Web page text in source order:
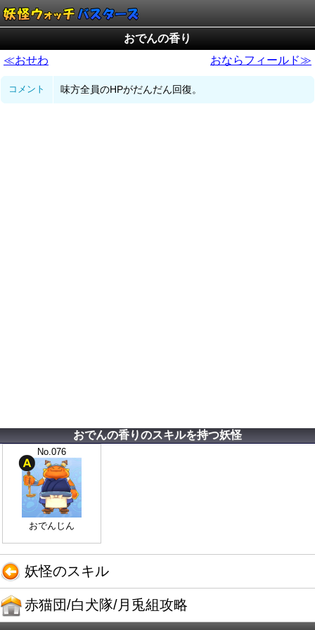
おでんの香り
≪おせわ
おならフィールド≫
コメント 味方全員のHPがだんだん回復。
おでんの香りのスキルを持つ妖怪
No.076
おでんじん
妖怪のスキル
赤猫団/白犬隊/月兎組攻略